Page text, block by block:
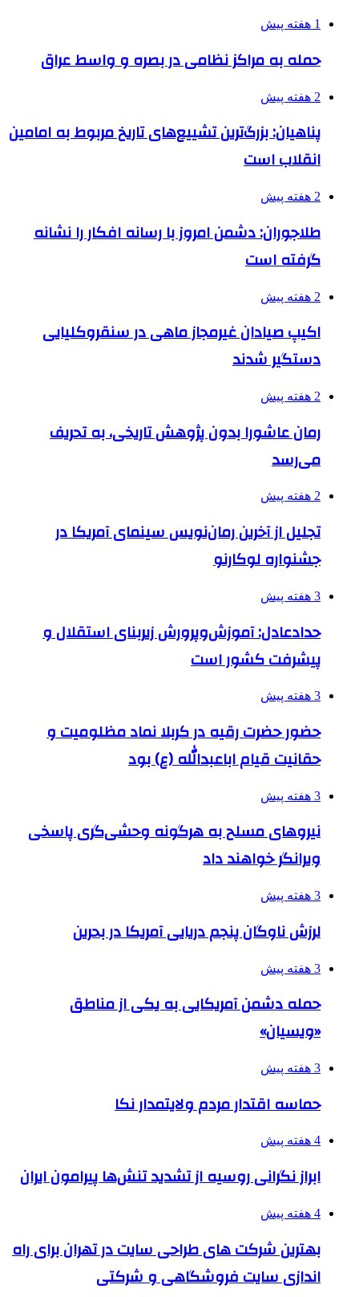
1 هفته پیش
حمله به مراکز نظامی در بصره و واسط عراق
2 هفته پیش
پناهیان: بزرگ‌ترین تشییع‌های تاریخ مربوط به امامین
انقلاب است
2 هفته پیش
طلاجوران: دشمن امروز با رسانه افکار را نشانه
گرفته است
2 هفته پیش
اکیپ صیادان غیرمجاز ماهی در سنقروکلیایی
دستگیر شدند
2 هفته پیش
رمان عاشورا بدون پژوهش تاریخی، به تحریف
می‌رسد
2 هفته پیش
تجلیل از آخرین رمان‌نویس سینمای آمریکا در
جشنواره لوکارنو
3 هفته پیش
حدادعادل: آموزش‌وپرورش زیربنای استقلال و
پیشرفت کشور است
3 هفته پیش
حضور حضرت رقیه در کربلا نماد مظلومیت و
حقانیت قیام اباعبدالله (ع) بود
3 هفته پیش
نیروهای مسلح به هرگونه وحشی‌گری پاسخی
ویرانگر خواهند داد
3 هفته پیش
لرزش ناوگان پنجم دریایی آمریکا در بحرین
3 هفته پیش
حمله دشمن آمریکایی به یکی از مناطق
«ویسیان»
3 هفته پیش
حماسه اقتدار مردم ولایتمدار نکا
4 هفته پیش
ابراز نگرانی روسیه از تشدید تنش‌ها پیرامون ایران
4 هفته پیش
بهترین شرکت های طراحی سایت در تهران برای راه
اندازی سایت فروشگاهی و شرکتی